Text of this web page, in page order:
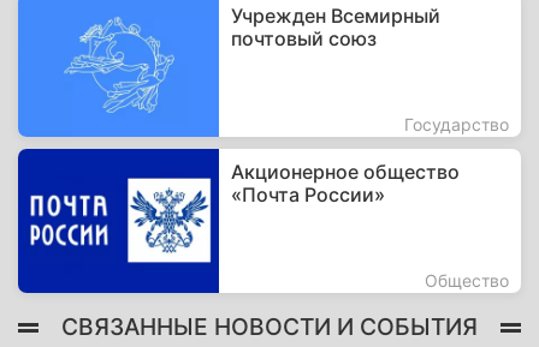
Учрежден Всемирный
почтовый союз
Государство
Акционерное общество
«Почта России»
Общество
СВЯЗАННЫЕ НОВОСТИ И СОБЫТИЯ